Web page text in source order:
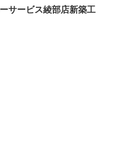
サービス綾部店新築工